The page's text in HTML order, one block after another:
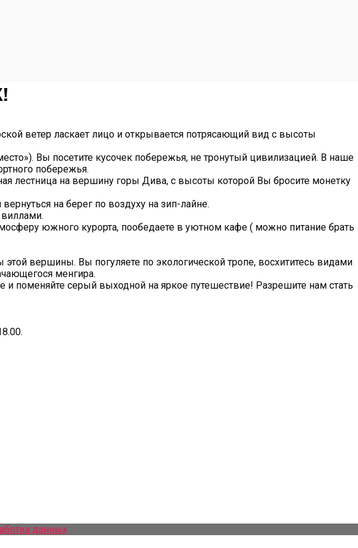
ветер ласкает лицо и открывается потрясающий вид с высоты
Вы посетите кусочек побережья, не тронутый цивилизацией. В наше
побережья.
лестница на вершину горы Дива, с высоты которой Вы бросите монетку
на берег по воздуху на зип-лайне.
южного курорта, пообедаете в уютном кафе ( можно питание брать
вершины. Вы погуляете по экологической тропе, восхититесь видами
менгира.
поменяйте серый выходной на яркое путешествие! Разрешите нам стать
данных